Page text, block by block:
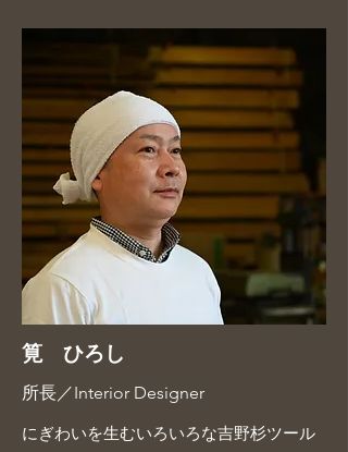
筧 ひろし
所長／Interior Designer
にぎわいを生むいろいろな吉野杉ツール